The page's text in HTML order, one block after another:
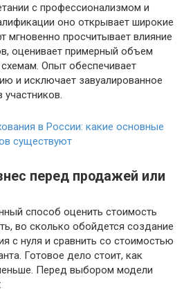
с профессионализмом и
оно открывает широкие
мгновенно просчитывает влияние
оценивает примерный объем
Опыт обеспечивает
и исключает завуалированное
в России: какие основные
существуют
перед продажей или
способ оценить стоимость
во сколько обойдется создание
с нуля и сравнить со стоимостью
Готовое дело стоит, как
Перед выбором модели